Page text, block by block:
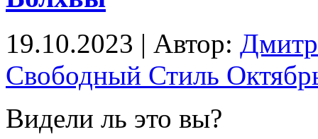
19.10.2023 | Автор:
Свободный Стиль
Видели ль это вы?